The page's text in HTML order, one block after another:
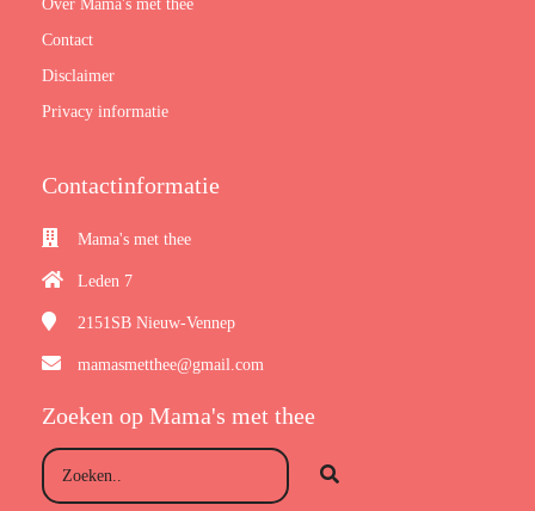
Over Mama's met thee
Contact
Disclaimer
Privacy informatie
Contactinformatie
Mama's met thee
Leden 7
2151SB Nieuw-Vennep
mamasmetthee@gmail.com
Zoeken op Mama's met thee